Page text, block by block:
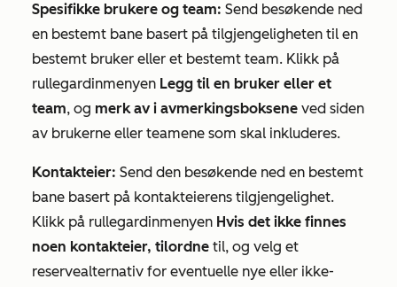
Spesifikke brukere og team: Send besøkende ned
en bestemt bane basert på tilgjengeligheten til en
bestemt bruker eller et bestemt team. Klikk på
rullegardinmenyen Legg til en bruker eller et
team, og merk av i avmerkingsboksene ved siden
av brukerne eller teamene som skal inkluderes.
Kontakteier: Send den besøkende ned en bestemt
bane basert på kontakteierens tilgjengelighet.
Klikk på rullegardinmenyen Hvis det ikke finnes
noen kontakteier, tilordne til, og velg et
reservealternativ for eventuelle nye eller ikke-